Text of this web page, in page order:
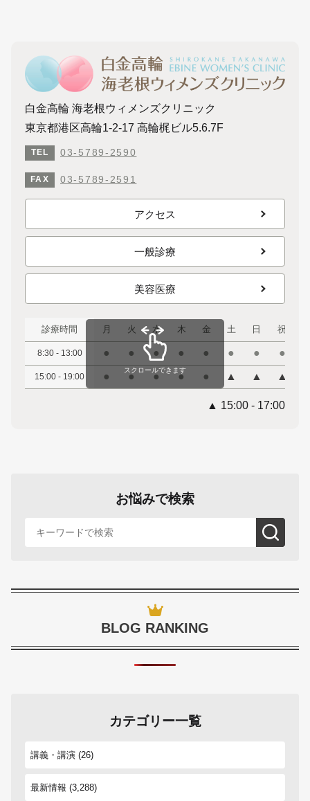
白金高輪 海老根ウィメンズクリニック
東京都港区高輪1-2-17 高輪梶ビル5.6.7F
TEL 03-5789-2590
FAX 03-5789-2591
アクセス
一般診療
美容医療
診療時間 月 火 水 木 金 土 日 祝
8:30 - 13:00 ● ● ● ● ● ● ● ●
15:00 - 19:00 ● ● ● ● ● ▲ ▲ ▲
スクロールできます
▲ 15:00 - 17:00
お悩みで検索
BLOG RANKING
カテゴリー一覧
講義・講演 (26)
最新情報 (3,288)